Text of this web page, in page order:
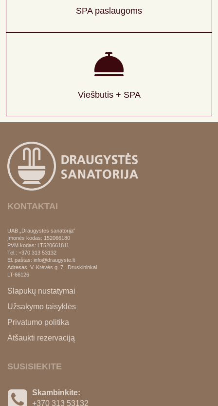
SPA paslaugoms
Viešbutis + SPA
KONTAKTAI
UAB „Draugystės sanatorija“
Įmonės kodas: 152066180
PVM kodas:
LT520661811
Tel.: +370 313 53132
El. paštas: info@draugyste.lt
Adresas: V. Krėvės g. 7, Druskininkai
LT-66126
Slapukų nustatymai
Užsakymo taisyklės
Privatumo politika
Atšaukti rezervaciją
SUSISIEKITE
Skambinkite:
+370 313 53132